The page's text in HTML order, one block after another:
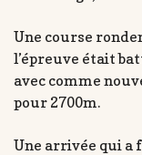
Une course
l’épreuve était
avec comme
pour 2700m.
Une arrivée qui a